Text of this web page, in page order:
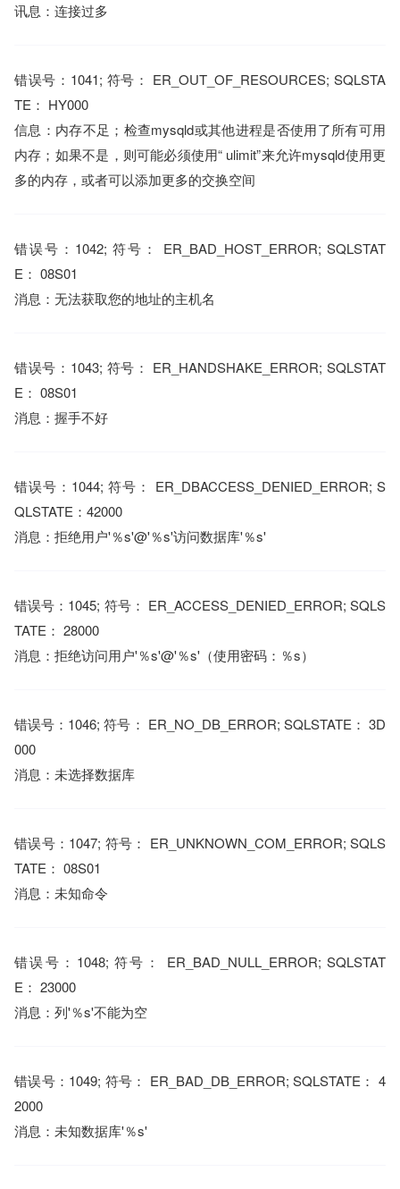
讯息：连接过多
错误号：1041; 符号： ER_OUT_OF_RESOURCES; SQLSTA
TE： HY000
信息：内存不足；检查mysqld或其他进程是否使用了所有可用
内存；如果不是，则可能必须使用“ ulimit”来允许mysqld使用更
多的内存，或者可以添加更多的交换空间
错误号：1042; 符号： ER_BAD_HOST_ERROR; SQLSTAT
E： 08S01
消息：无法获取您的地址的主机名
错误号：1043; 符号： ER_HANDSHAKE_ERROR; SQLSTAT
E： 08S01
消息：握手不好
错误号：1044; 符号： ER_DBACCESS_DENIED_ERROR; S
QLSTATE：42000
消息：拒绝用户'％s'@'％s'访问数据库'％s'
错误号：1045; 符号： ER_ACCESS_DENIED_ERROR; SQLS
TATE： 28000
消息：拒绝访问用户'％s'@'％s'（使用密码：％s）
错误号：1046; 符号： ER_NO_DB_ERROR; SQLSTATE： 3D
000
消息：未选择数据库
错误号：1047; 符号： ER_UNKNOWN_COM_ERROR; SQLS
TATE： 08S01
消息：未知命令
错误号：1048; 符号： ER_BAD_NULL_ERROR; SQLSTAT
E： 23000
消息：列'％s'不能为空
错误号：1049; 符号： ER_BAD_DB_ERROR; SQLSTATE： 4
2000
消息：未知数据库'％s'